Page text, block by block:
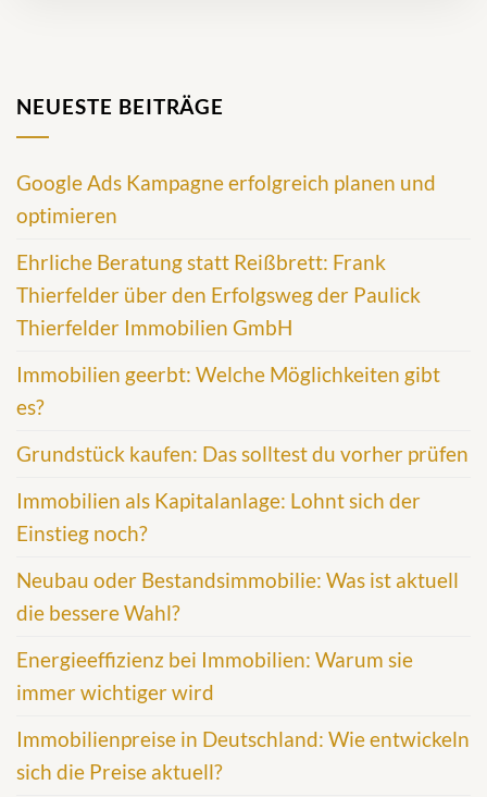
NEUESTE BEITRÄGE
Google Ads Kampagne erfolgreich planen und
optimieren
Ehrliche Beratung statt Reißbrett: Frank
Thierfelder über den Erfolgsweg der Paulick
Thierfelder Immobilien GmbH
Immobilien geerbt: Welche Möglichkeiten gibt
es?
Grundstück kaufen: Das solltest du vorher prüfen
Immobilien als Kapitalanlage: Lohnt sich der
Einstieg noch?
Neubau oder Bestandsimmobilie: Was ist aktuell
die bessere Wahl?
Energieeffizienz bei Immobilien: Warum sie
immer wichtiger wird
Immobilienpreise in Deutschland: Wie entwickeln
sich die Preise aktuell?